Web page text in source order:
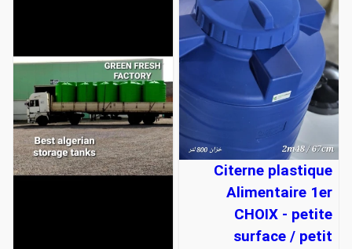
Citerne plastique
Alimentaire 1er
CHOIX - petite
surface / petit